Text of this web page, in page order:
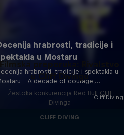
Filmska preporuka: Rivalstvo
u Cliff Divingu
Žestoka konkurencija Red Bull Cliff
Divinga
CLIFF DIVING